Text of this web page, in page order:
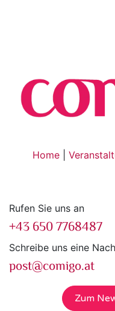
Home
Rufen Sie uns an
+43 650 7768487
Schreibe uns eine
post@comigo.at
Zum